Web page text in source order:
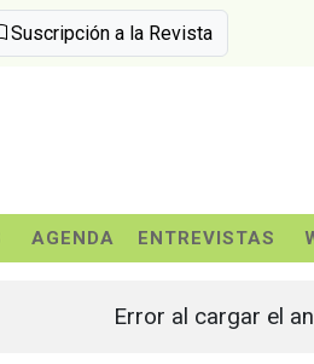
Suscripción a la Revista
AGENDA ENTREVISTAS
Error al cargar el